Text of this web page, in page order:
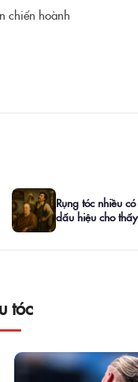
chiến hoành
Rụng tóc nhiều
dấu hiệu cho
tóc